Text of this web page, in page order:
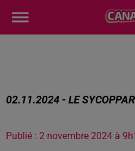
02.11.2024 - LE
Publié : 2 novembre 2024 à